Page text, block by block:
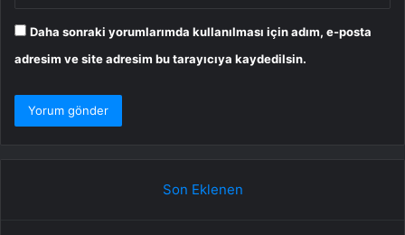
Daha sonraki yorumlarımda kullanılması için adım, e-posta
adresim ve site adresim bu tarayıcıya kaydedilsin.
Son Eklenen